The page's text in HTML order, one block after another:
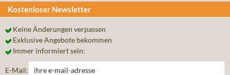
Kostenloser Newsletter
Keine Änderungen verpassen
Exklusive Angebote bekommen
Immer informiert sein:
E-Mail: